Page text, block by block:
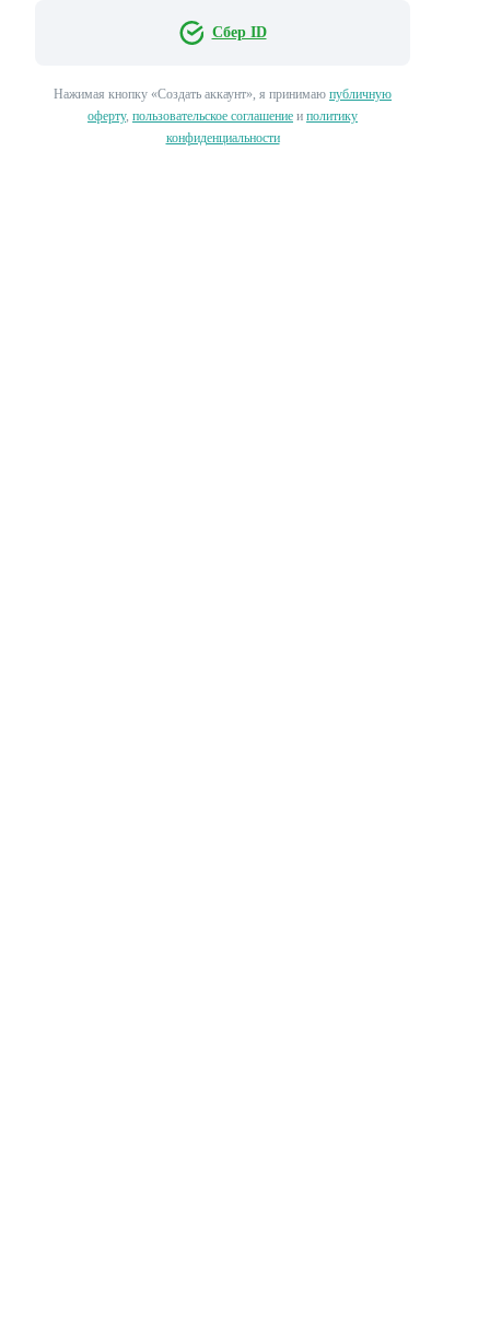
Сбер ID
Нажимая кнопку «‎Создать аккаунт»‎, я принимаю публичную
оферту, пользовательское соглашение и политику
конфиденциальности